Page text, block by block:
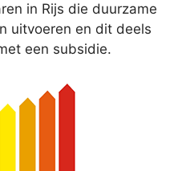
in Rijs die duurzame
uitvoeren en dit deels
een subsidie.